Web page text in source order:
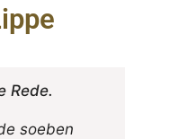
Rede.
soeben